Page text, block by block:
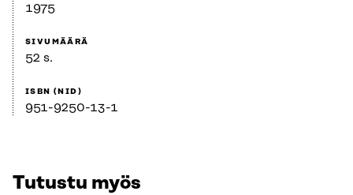
1975
SIVUMÄÄRÄ
52 s.
ISBN (NID)
951-9250-13-1
Tutustu myös